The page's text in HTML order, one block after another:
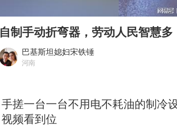
郑丽文：台湾从来没有“
几元成本的AI广告导致千
浙江台州《告全体市民书
梁家辉百花奖演讲落泪
自制手动折弯器，劳动人民智慧多
巴基斯坦媳妇宋铁锤
河南
手搓一台一台不用电不耗油的制冷
视频看到位